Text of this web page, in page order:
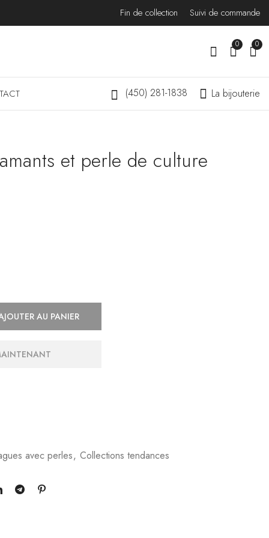
Fin de collection Suivi de commande
0 0
(450) 281-1838 La bijouterie
Solitaire rond en
diamant
Solitaire en diamant en
forme ovale
et perle de culture
AU PANIER
avec perles, Collections tendances